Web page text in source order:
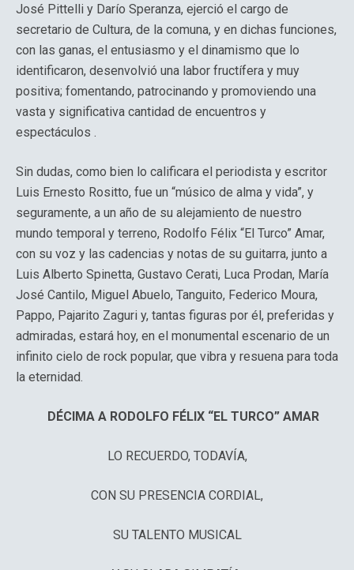
José Pittelli y Darío Speranza, ejerció el cargo de
secretario de Cultura, de la comuna, y en dichas funciones,
con las ganas, el entusiasmo y el dinamismo que lo
identificaron, desenvolvió una labor fructífera y muy
positiva; fomentando, patrocinando y promoviendo una
vasta y significativa cantidad de encuentros y
espectáculos .
Sin dudas, como bien lo calificara el periodista y escritor
Luis Ernesto Rositto, fue un “músico de alma y vida”, y
seguramente, a un año de su alejamiento de nuestro
mundo temporal y terreno, Rodolfo Félix “El Turco” Amar,
con su voz y las cadencias y notas de su guitarra, junto a
Luis Alberto Spinetta, Gustavo Cerati, Luca Prodan, María
José Cantilo, Miguel Abuelo, Tanguito, Federico Moura,
Pappo, Pajarito Zaguri y, tantas figuras por él, preferidas y
admiradas, estará hoy, en el monumental escenario de un
infinito cielo de rock popular, que vibra y resuena para toda
la eternidad.
DÉCIMA A RODOLFO FÉLIX “EL TURCO” AMAR
LO RECUERDO, TODAVÍA,
CON SU PRESENCIA CORDIAL,
SU TALENTO MUSICAL